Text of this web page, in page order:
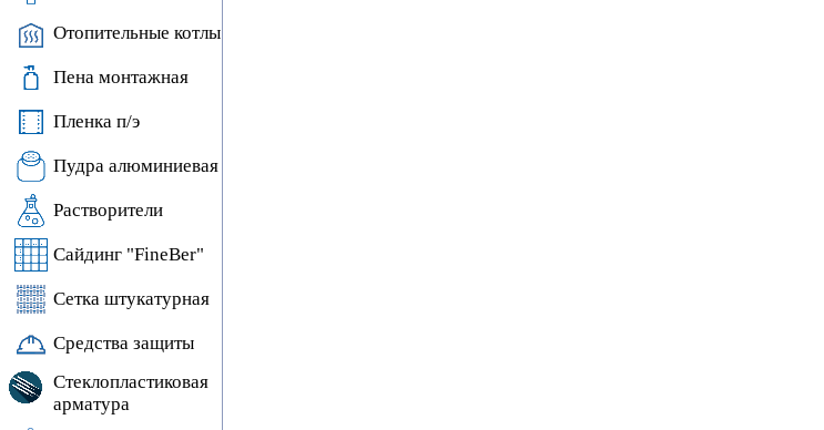
Отопительные котлы
Пена монтажная
Пленка п/э
Пудра алюминиевая
Растворители
Сайдинг "FineBer"
Сетка штукатурная
Средства защиты
Стеклопластиковая
арматура